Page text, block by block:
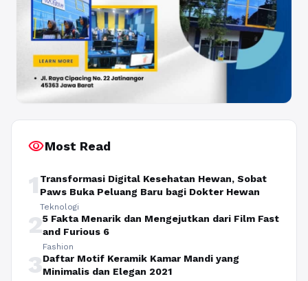
visibilityMost Read
1 Transformasi Digital Kesehatan Hewan, Sobat
Paws Buka Peluang Baru bagi Dokter Hewan
Teknologi
25 Fakta Menarik dan Mengejutkan dari Film Fast
and Furious 6
Fashion
3Daftar Motif Keramik Kamar Mandi yang
Minimalis dan Elegan 2021